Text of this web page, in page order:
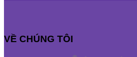
VỀ CHÚNG TÔI